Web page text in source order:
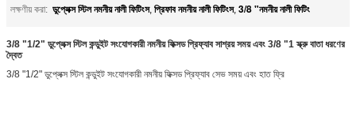
লক্ষণীয় করা: ডুপ্লেক্স স্টিল নমনীয় নালী ফিটিংস, প্রিফাব নমনীয় নালী ফিটিংস, 3/8 "নমনীয় নালী ফিটিং
3/8 "1/2" ডুপ্লেক্স স্টিল কন্ডুইট সংযোগকারী নমনীয় ফিক্সড প্রিফ্যাব সাশ্রয় সময় এবং 3/8 "1 স্ক্রু বাতা ধরণের
দ্বৈত
3/8 "1/2" ডুপ্লেক্স স্টিল কন্ডুইট সংযোগকারী নমনীয় ফিক্সড প্রিফ্যাব সেভ সময় এবং হাত ফ্রি